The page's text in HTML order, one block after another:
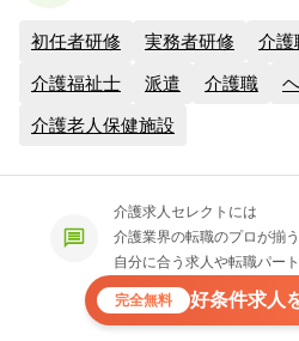
初任者研修 実務者研修 介護
介護福祉士 派遣 介護職
介護老人保健施設
介護求人セレクトには
介護業界の転職のプロが揃
自分に合う求人や転職パー
完全無料 好条件求人